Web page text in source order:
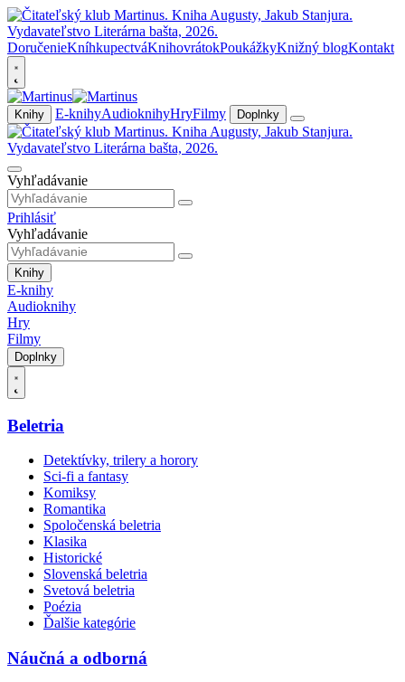
DoručenieKníhkupectváKnihovrátokPoukážkyKnižný blogKontakt
Knihy E-knihyAudioknihyHryFilmy Doplnky
Vyhľadávanie
Prihlásiť
Vyhľadávanie
Knihy
E-knihy
Audioknihy
Hry
Filmy
Doplnky
Beletria
Detektívky, trilery a horory
Sci-fi a fantasy
Komiksy
Romantika
Spoločenská beletria
Klasika
Historické
Slovenská beletria
Svetová beletria
Poézia
Ďalšie kategórie
Náučná a odborná